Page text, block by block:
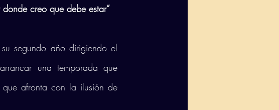
creo que debe estar”
segundo año dirigiendo el
una temporada que
afronta con la ilusión de